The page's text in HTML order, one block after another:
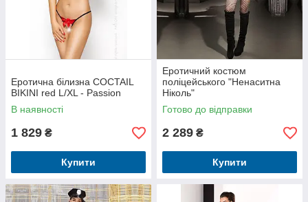
Еротична білизна COCTAIL
BIKINI red L/XL - Passion
В наявності
1 829 ₴
Купити
Еротичний костюм
поліцейського "Ненаситна
Ніколь"
Готово до відправки
2 289 ₴
Купити